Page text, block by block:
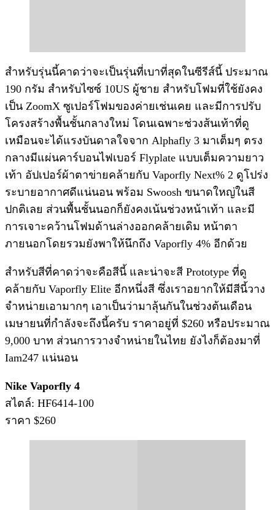
สำหรับรุ่นนี้คาดว่าจะเป็นรุ่นที่เบาที่สุดในซีรีส์นี้ ประมาณ
190 กรัม สำหรับไซซ์ 10US ผู้ชาย สำหรับโฟมที่ใช้ยังคง
เป็น ZoomX ซูเปอร์โฟมของค่ายเช่นเคย และมีการปรับ
โครงสร้างพื้นชั้นกลางใหม่ โดนเฉพาะช่วงส้นเท้าที่ดู
เหมือนจะได้แรงบันดาลใจจาก Alphafly 3 มาเต็มๆ ตรง
กลางมีแผ่นคาร์บอนไฟเบอร์ Flyplate แบบเต็มความยาว
เท้า อัปเปอร์ผ้าตาข่ายคล้ายกับ Vaporfly Next% 2 ดูโปร่ง
ระบายอากาศดีแน่นอน พร้อม Swoosh ขนาดใหญ่ในสี
ปกติเลย ส่วนพื้นชั้นนอกก็ยังคงเน้นช่วงหน้าเท้า และมี
การเจาะคว้านโฟมด้านล่างออกคล้ายเดิม หน้าตา
ภายนอกโดยรวมยังพาให้นึกถึง Vaporfly 4% อีกด้วย
สำหรับสีที่คาดว่าจะคือสีนี้ และน่าจะสี Prototype ที่ดู
คล้ายกับ Vaporfly Elite อีกหนึ่งสี ซึ่งเราอยากให้มีสีนี้วาง
จำหน่ายเอามากๆ เอาเป็นว่ามาลุ้นกันในช่วงต้นเดือน
เมษายนที่กำลังจะถึงนี้ครับ ราคาอยู่ที่ $260 หรือประมาณ
9,000 บาท ส่วนการวางจำหน่ายในไทย ยังไงก็ต้องมาที่
Iam247 แน่นอน
Nike Vaporfly 4
สไตล์: HF6414-100
ราคา $260